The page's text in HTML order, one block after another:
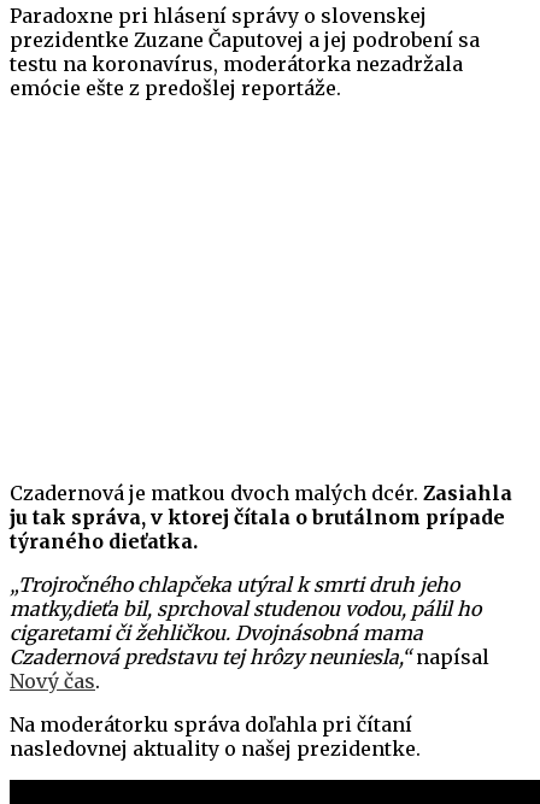
Paradoxne pri hlásení správy o slovenskej
prezidentke Zuzane Čaputovej a jej podrobení sa
testu na koronavírus, moderátorka nezadržala
emócie ešte z predošlej reportáže.
Czadernová je matkou dvoch malých dcér. Zasiahla
ju tak správa, v ktorej čítala o brutálnom prípade
týraného dieťatka.
„Trojročného chlapčeka utýral k smrti druh jeho
matky,dieťa bil, sprchoval studenou vodou, pálil ho
cigaretami či žehličkou. Dvojnásobná mama
Czadernová predstavu tej hrôzy neuniesla,“napísal
Nový čas.
Na moderátorku správa doľahla pri čítaní
nasledovnej aktuality o našej prezidentke.